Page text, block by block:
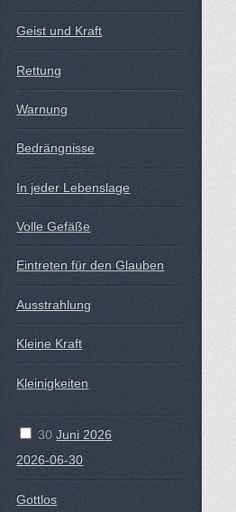
Geist und Kraft
Rettung
Warnung
Bedrängnisse
In jeder Lebenslage
Volle Gefäße
Eintreten für den Glauben
Ausstrahlung
Kleine Kraft
Kleinigkeiten
30 Juni 2026
2026-06-30
Gottlos